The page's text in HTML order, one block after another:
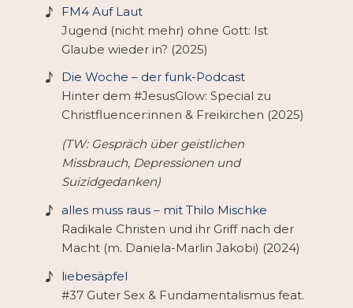
FM4 Auf Laut
Jugend (nicht mehr) ohne Gott: Ist
Glaube wieder in? (2025)
Die Woche – der funk-Podcast
Hinter dem #JesusGlow: Special zu
Christfluencer:innen & Freikirchen (2025)
(TW: Gespräch über geistlichen
Missbrauch, Depressionen und
Suizidgedanken)
alles muss raus – mit Thilo Mischke
Radikale Christen und ihr Griff nach der
Macht (m. Daniela-Marlin Jakobi) (2024)
liebesäpfel
#37 Guter Sex & Fundamentalismus feat.